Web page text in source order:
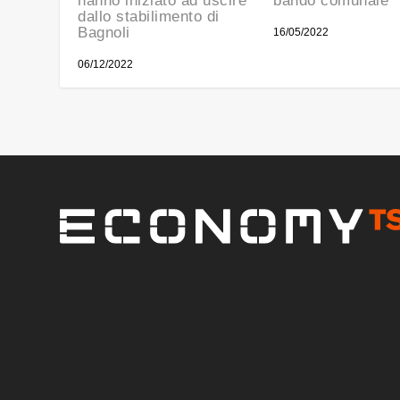
dallo stabilimento di
Bagnoli
06/12/2022
16/05/2022